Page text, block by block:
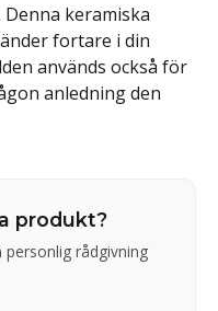
keramiska
fortare i din
används också för
anledning den
produkt?
personlig rådgivning